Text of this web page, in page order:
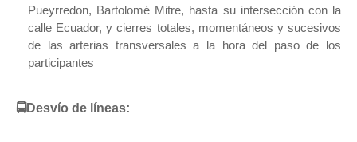
Pueyrredon, Bartolomé Mitre, hasta su intersección con la
calle Ecuador, y cierres totales, momentáneos y sucesivos
de las arterias transversales a la hora del paso de los
participantes
🚍Desvío de líneas: